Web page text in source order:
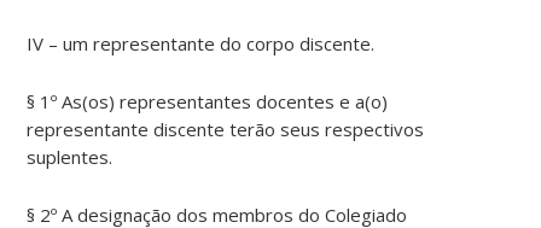
IV – um representante do corpo discente.
§ 1º As(os) representantes docentes e a(o)
representante discente terão seus respectivos
suplentes.
§ 2º A designação dos membros do Colegiado